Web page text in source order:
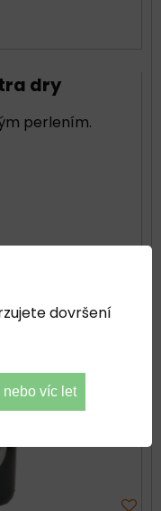
dry
perlením.
dovršení
nebo víc let